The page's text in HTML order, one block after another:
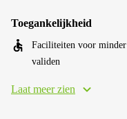
Toegankelijkheid
Faciliteiten voor minder
validen
Laat meer zien